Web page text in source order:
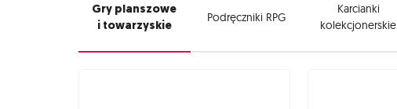
Gry planszowe
i towarzyskie
Podręczniki RPG
Karcianki
kolekcjonerskie